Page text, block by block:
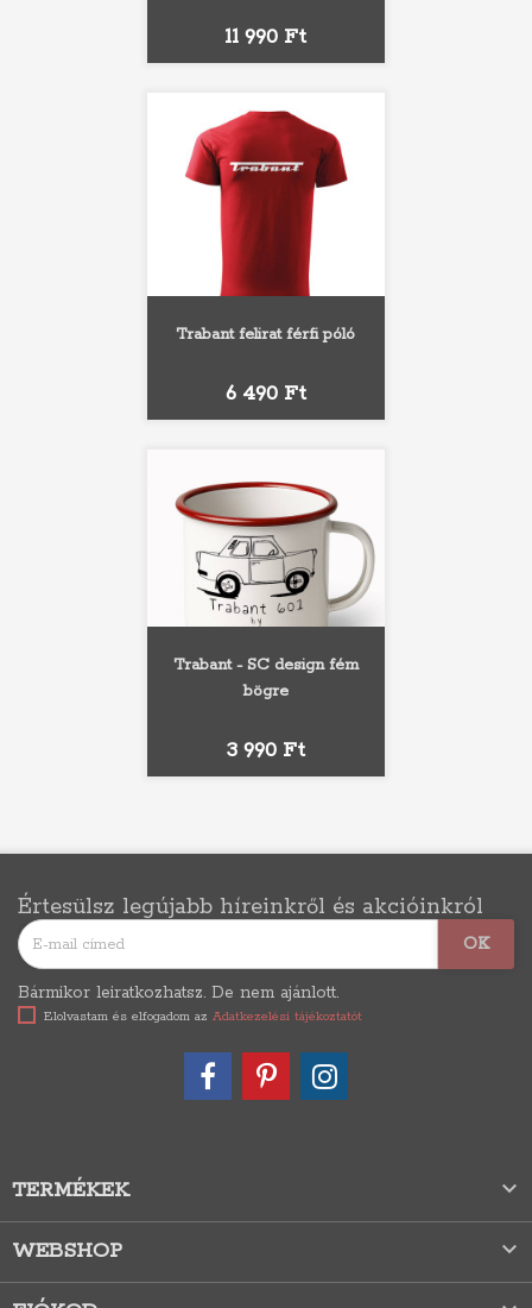
Ár
11 990 Ft
Trabant felirat férfi póló
Ár
6 490 Ft
Trabant - SC design fém
bögre
Ár
3 990 Ft
Értesülsz legújabb híreinkről és akcióinkról
Bármikor leiratkozhatsz. De nem ajánlott.
Elolvastam és elfogadom az Adatkezelési tájékoztatót
TERMÉKEK 
WEBSHOP 